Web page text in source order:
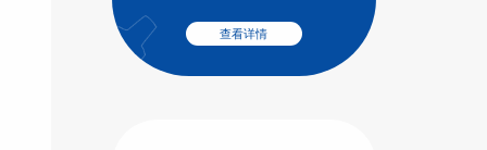
查看详情